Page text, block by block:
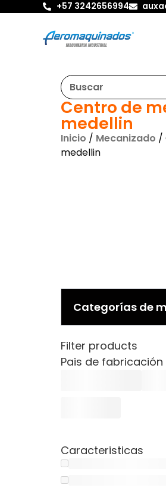
+57 3242656994
Centro de
medellin
Inicio / Mecanizado /
medellin
Categorías de
Filter products
Pais de fabricación
Caracteristicas